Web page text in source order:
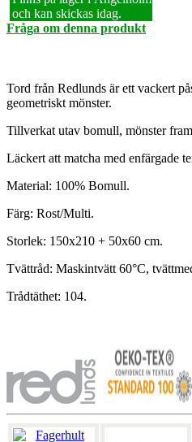
och kan skickas idag.
Fråga om denna produkt
Tord från Redlunds är ett vackert
geometriskt mönster.
Tillverkat utav bomull, mönster
Läckert att matcha med enfärgade
Material: 100% Bomull.
Färg: Rost/Multi.
Storlek: 150x210 + 50x60 cm.
Tvättråd: Maskintvätt 60°C,
Trådtäthet: 104.